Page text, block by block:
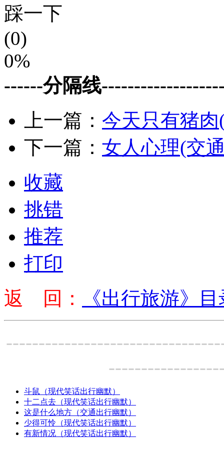
踩一下
(0)
0%
------分隔线
上一篇： 今天只有猪
下一篇： 女人心理(交
收藏
挑错
推荐
打印
返 回：
《出行旅游》
斗鼠（现代笑话出行幽默）
十二点去（现代笑话出行幽默）
这是什么地方（交通出行幽默）
少得可怜（现代笑话出行幽默）
有新情况（现代笑话出行幽默）